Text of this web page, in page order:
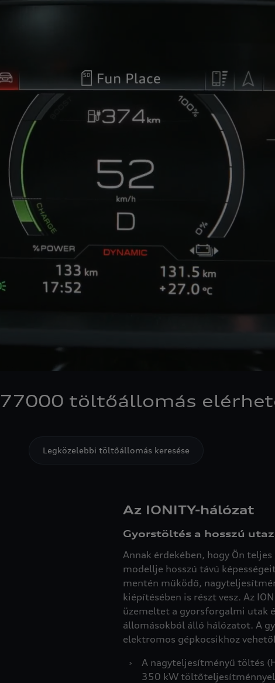
töltőállomás
Legközelebbi töltőállomás keresése
Az IONITY-hálózat
Gyorstöltés a hosszú
Annak érdekében, hogy Ön
modellje hosszú távú
mentén működő,
kiépítésében is részt vesz. Az
üzemeltet a gyorsforgalmi utak
állomásokból álló hálózatot. A
elektromos gépkocsikhoz
›
A nagyteljesítményű töltés
350 kW